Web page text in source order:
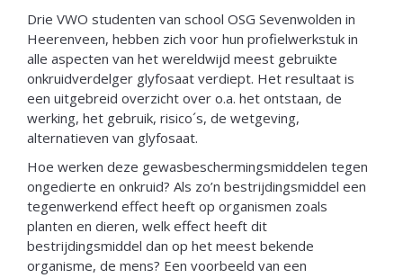
Drie VWO studenten van school OSG Sevenwolden in
Heerenveen, hebben zich voor hun profielwerkstuk in
alle aspecten van het wereldwijd meest gebruikte
onkruidverdelger glyfosaat verdiept. Het resultaat is
een uitgebreid overzicht over o.a. het ontstaan, de
werking, het gebruik, risico´s, de wetgeving,
alternatieven van glyfosaat.
Hoe werken deze gewasbeschermingsmiddelen tegen
ongedierte en onkruid? Als zo’n bestrijdingsmiddel een
tegenwerkend effect heeft op organismen zoals
planten en dieren, welk effect heeft dit
bestrijdingsmiddel dan op het meest bekende
organisme, de mens? Een voorbeeld van een